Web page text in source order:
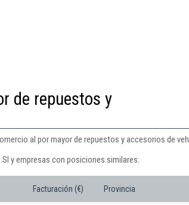
de repuestos y
al por mayor de repuestos y accesorios de
y empresas con posiciones similares:
Facturación (€) Provincia